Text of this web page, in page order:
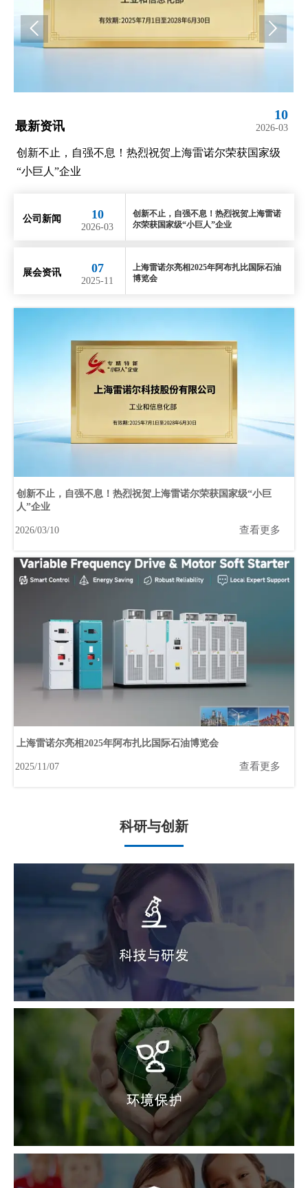
诺尔荣获国家级 上海雷诺尔亮相2025年阿布扎比国际石
 
公司新闻 10
2026-03
创新不止，自强不息！热烈祝贺上海雷诺
尔荣获国家级“小巨人”企业
展会资讯 07
2025-11
上海雷诺尔亮相2025年阿布扎比国际石油
博览会
创新不止，自强不息！热烈祝贺上海雷诺尔荣获国家级“小巨
人”企业
2026/03/10 查看更多
上海雷诺尔亮相2025年阿布扎比国际石油博览会
2025/11/07 查看更多
科研与创新